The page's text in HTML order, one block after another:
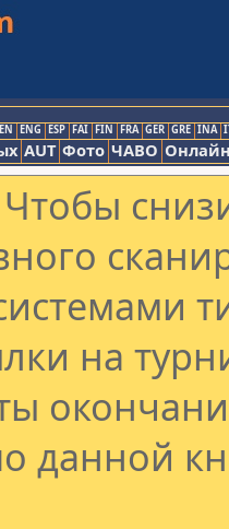
ENG ESP FAI FIN FRA GER GRE INA
AUT Фото ЧАВО
на
данной